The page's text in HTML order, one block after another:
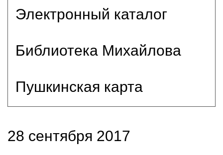
Электронный каталог
Библиотека Михайлова
Пушкинская карта
28 сентября 2017